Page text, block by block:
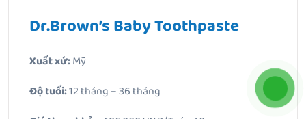
Dr.Brown’s Baby Toothpaste
Xuất xứ:Mỹ
Độ tuổi:12 tháng – 36 tháng